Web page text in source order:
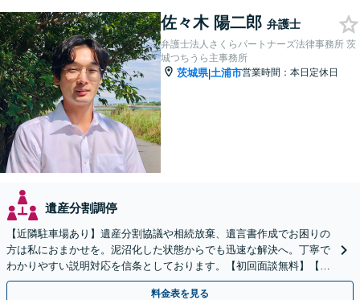
佐々木 陽二郎 弁護士
弁護士法人さくらパートナーズ法律事務所 茨
城つちうら主事務所
茨城県|土浦市営業時間：本日定休日
遺産分割調停
【近隣駐車場あり】遺産分割協議や相続放棄、遺言書作成でお困りの
方は私におまかせを。泥沼化した状態からでも迅速な解決へ。丁寧で
わかりやすい説明対応を信条としております。【初回面談無料】【法
テラス利用可】【休日・夜間対応可】
料金表を見る